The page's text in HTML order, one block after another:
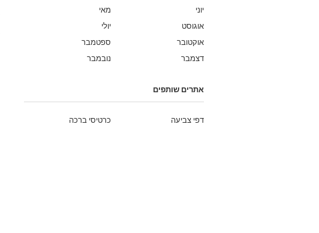
מאי
יוני
יולי
אוגוסט
ספטמבר
אוקטובר
נובמבר
דצמבר
אתרים שותפים
כרטיסי ברכה דפי צביעה